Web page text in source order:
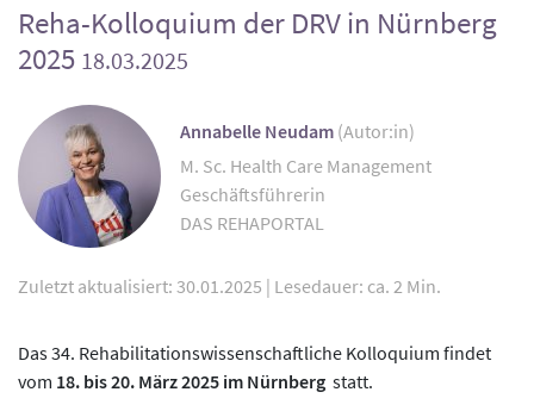
Reha-Kolloquium der DRV in Nürnberg
2025 18.03.2025
Annabelle Neudam (Autor:in)
M. Sc. Health Care Management
Geschäftsführerin
DAS REHAPORTAL
Zuletzt aktualisiert: 30.01.2025 | Lesedauer: ca. 2 Min.
Das 34. Rehabilitationswissenschaftliche Kolloquium findet
vom 18. bis 20. März 2025 im Nürnberg statt.